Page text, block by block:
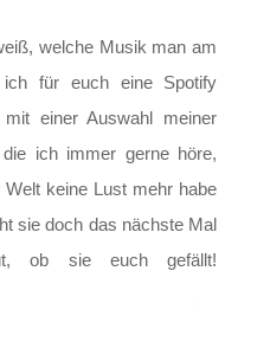
welche Musik man am
für euch eine Spotify
einer Auswahl meiner
ich immer gerne höre,
keine Lust mehr habe
sie doch das nächste Mal
ob sie euch gefällt!